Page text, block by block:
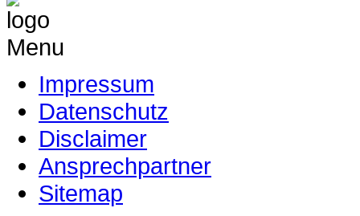
Menu
Impressum
Datenschutz
Disclaimer
Ansprechpartner
Sitemap